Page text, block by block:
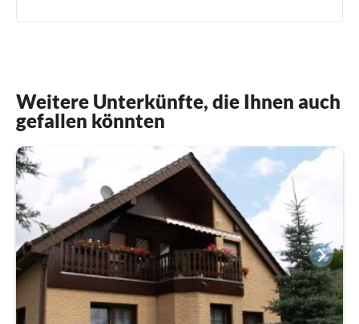
Weitere Unterkünfte, die Ihnen auch
gefallen könnten